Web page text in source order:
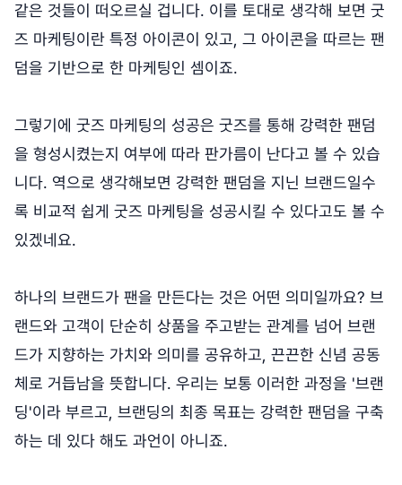
같은 것들이 떠오르실 겁니다. 이를 토대로 생각해 보면 굿
즈 마케팅이란 특정 아이콘이 있고, 그 아이콘을 따르는 팬
덤을 기반으로 한 마케팅인 셈이죠.
그렇기에 굿즈 마케팅의 성공은 굿즈를 통해 강력한 팬덤
을 형성시켰는지 여부에 따라 판가름이 난다고 볼 수 있습
니다. 역으로 생각해보면 강력한 팬덤을 지닌 브랜드일수
록 비교적 쉽게 굿즈 마케팅을 성공시킬 수 있다고도 볼 수
있겠네요.
하나의 브랜드가 팬을 만든다는 것은 어떤 의미일까요? 브
랜드와 고객이 단순히 상품을 주고받는 관계를 넘어 브랜
드가 지향하는 가치와 의미를 공유하고, 끈끈한 신념 공동
체로 거듭남을 뜻합니다. 우리는 보통 이러한 과정을 '브랜
딩'이라 부르고, 브랜딩의 최종 목표는 강력한 팬덤을 구축
하는 데 있다 해도 과언이 아니죠.